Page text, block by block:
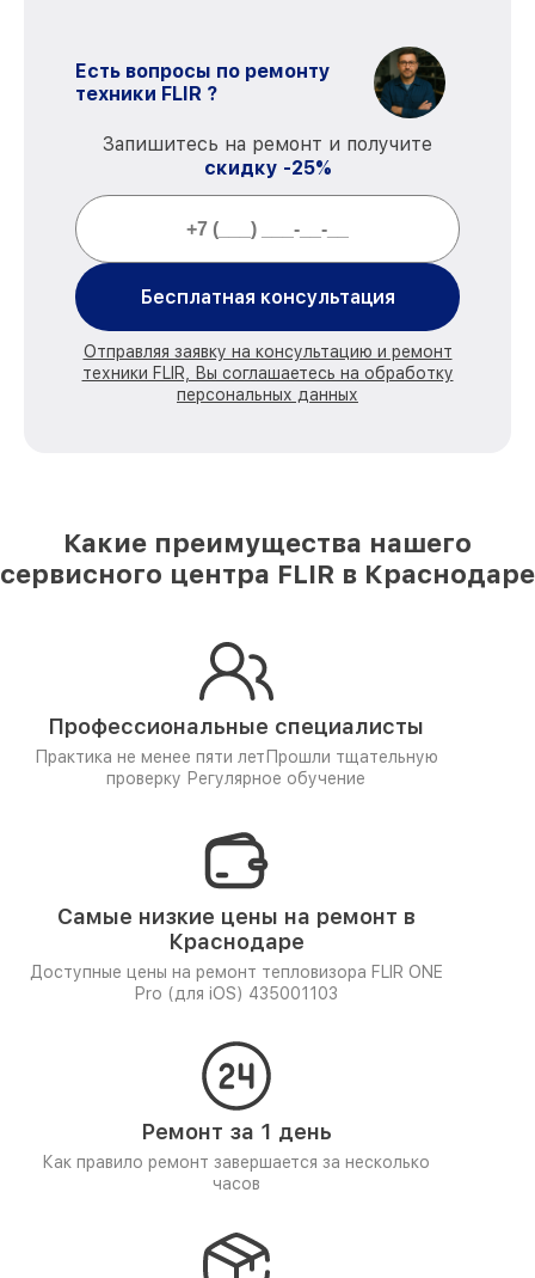
Есть вопросы по ремонту
техники FLIR ?
Запишитесь на ремонт и получите
скидку -25%
Бесплатная консультация
Отправляя заявку на консультацию и ремонт
техники FLIR, Вы соглашаетесь на обработку
персональных данных
Какие преимущества нашего
сервисного центра FLIR в Краснодаре
Профессиональные специалисты
Практика не менее пяти лет Прошли тщательную
проверку Регулярное обучение
Самые низкие цены на ремонт в
Краснодаре
Доступные цены на ремонт тепловизора FLIR ONE
Pro (для iOS) 435001103
Ремонт за 1 день
Как правило ремонт завершается за несколько
часов